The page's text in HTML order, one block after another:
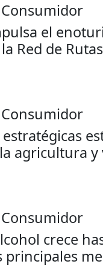
el
Red de
agricultura
crece
principales